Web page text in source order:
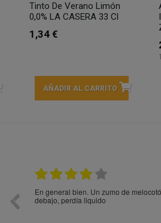
Tinto De Verano Limón
0,0% LA CASERA 33 Cl
1,34 €
AÑADIR AL CARRITO
En general bien. Un zumo de
debajo, perdía liquido